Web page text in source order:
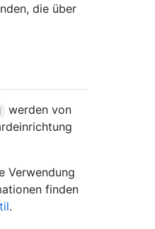
die über
werden von
Verwendung
finden
.